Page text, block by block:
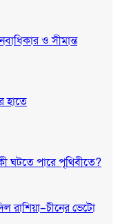
ও সীমান্ত
হাতে
ঘটতে পারে পৃথিবীতে?
রাশিয়া–চীনের ভেটো